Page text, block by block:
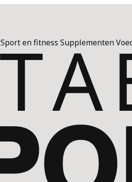
Sport en fitness Supplementen